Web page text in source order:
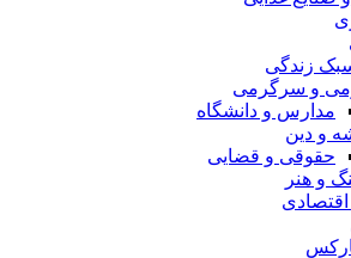
سبک زندگی
و سرگرمی
مدارس و دانشگاه
و دین
حقوقی و قضایی
و هنر